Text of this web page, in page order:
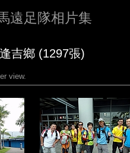
遠足隊相片集
吉鄉 (1297張)
view.